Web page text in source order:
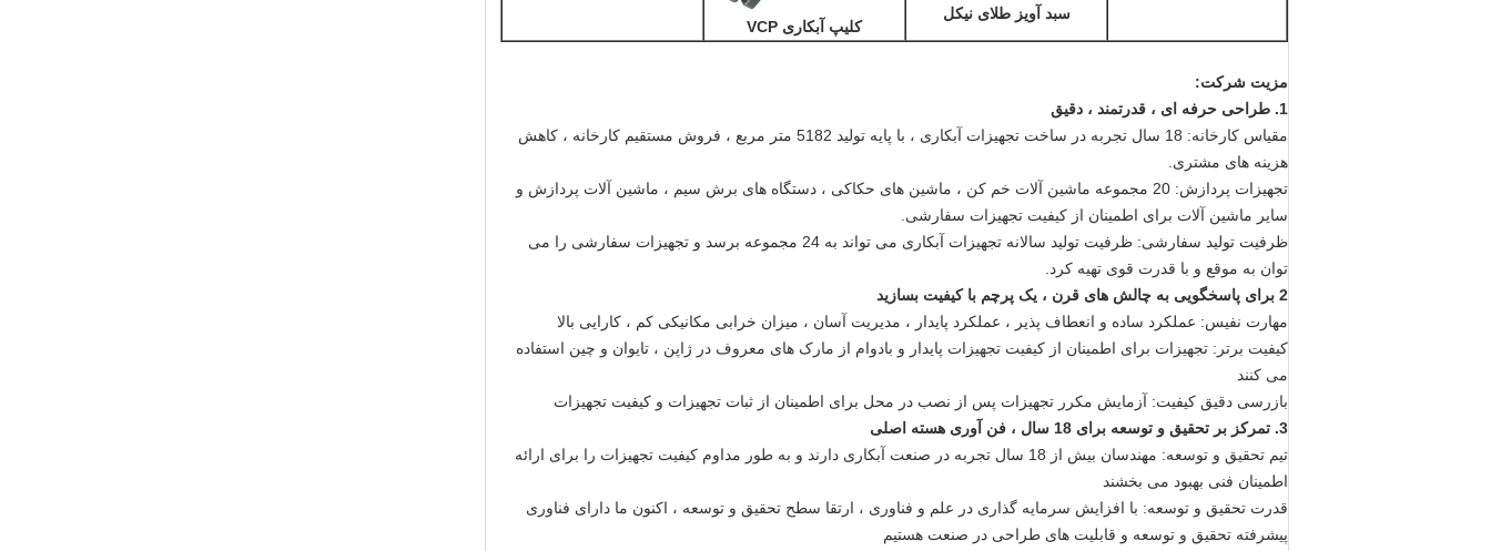
سبد آویز طلای نیکل
کلیپ آبکاری VCP
مزیت شرکت:
1. طراحی حرفه ای ، قدرتمند ، دقیق
مقیاس کارخانه: 18 سال تجربه در ساخت تجهیزات آبکاری ، با پایه تولید 5182 متر مربع ، فروش مستقیم کارخانه ، کاهش
هزینه های مشتری.
تجهیزات پردازش: 20 مجموعه ماشین آلات خم کن ، ماشین های حکاکی ، دستگاه های برش سیم ، ماشین آلات پردازش و
سایر ماشین آلات برای اطمینان از کیفیت تجهیزات سفارشی.
ظرفیت تولید سفارشی: ظرفیت تولید سالانه تجهیزات آبکاری می تواند به 24 مجموعه برسد و تجهیزات سفارشی را می
توان به موقع و با قدرت قوی تهیه کرد.
2 برای پاسخگویی به چالش های قرن ، یک پرچم با کیفیت بسازید
مهارت نفیس: عملکرد ساده و انعطاف پذیر ، عملکرد پایدار ، مدیریت آسان ، میزان خرابی مکانیکی کم ، کارایی بالا
کیفیت برتر: تجهیزات برای اطمینان از کیفیت تجهیزات پایدار و بادوام از مارک های معروف در ژاپن ، تایوان و چین استفاده
می کنند
بازرسی دقیق کیفیت: آزمایش مکرر تجهیزات پس از نصب در محل برای اطمینان از ثبات تجهیزات و کیفیت تجهیزات
3. تمرکز بر تحقیق و توسعه برای 18 سال ، فن آوری هسته اصلی
تیم تحقیق و توسعه: مهندسان بیش از 18 سال تجربه در صنعت آبکاری دارند و به طور مداوم کیفیت تجهیزات را برای ارائه
اطمینان فنی بهبود می بخشند
قدرت تحقیق و توسعه: با افزایش سرمایه گذاری در علم و فناوری ، ارتقا سطح تحقیق و توسعه ، اکنون ما دارای فناوری
پیشرفته تحقیق و توسعه و قابلیت های طراحی در صنعت هستیم